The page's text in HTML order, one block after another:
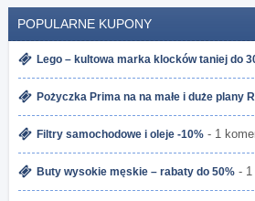
POPULARNE KUPONY
Lego – kultowa marka klocków taniej do
Pożyczka Prima na na małe i duże plany
Filtry samochodowe i oleje -10% - 1
Buty wysokie męskie – rabaty do 50% - 1